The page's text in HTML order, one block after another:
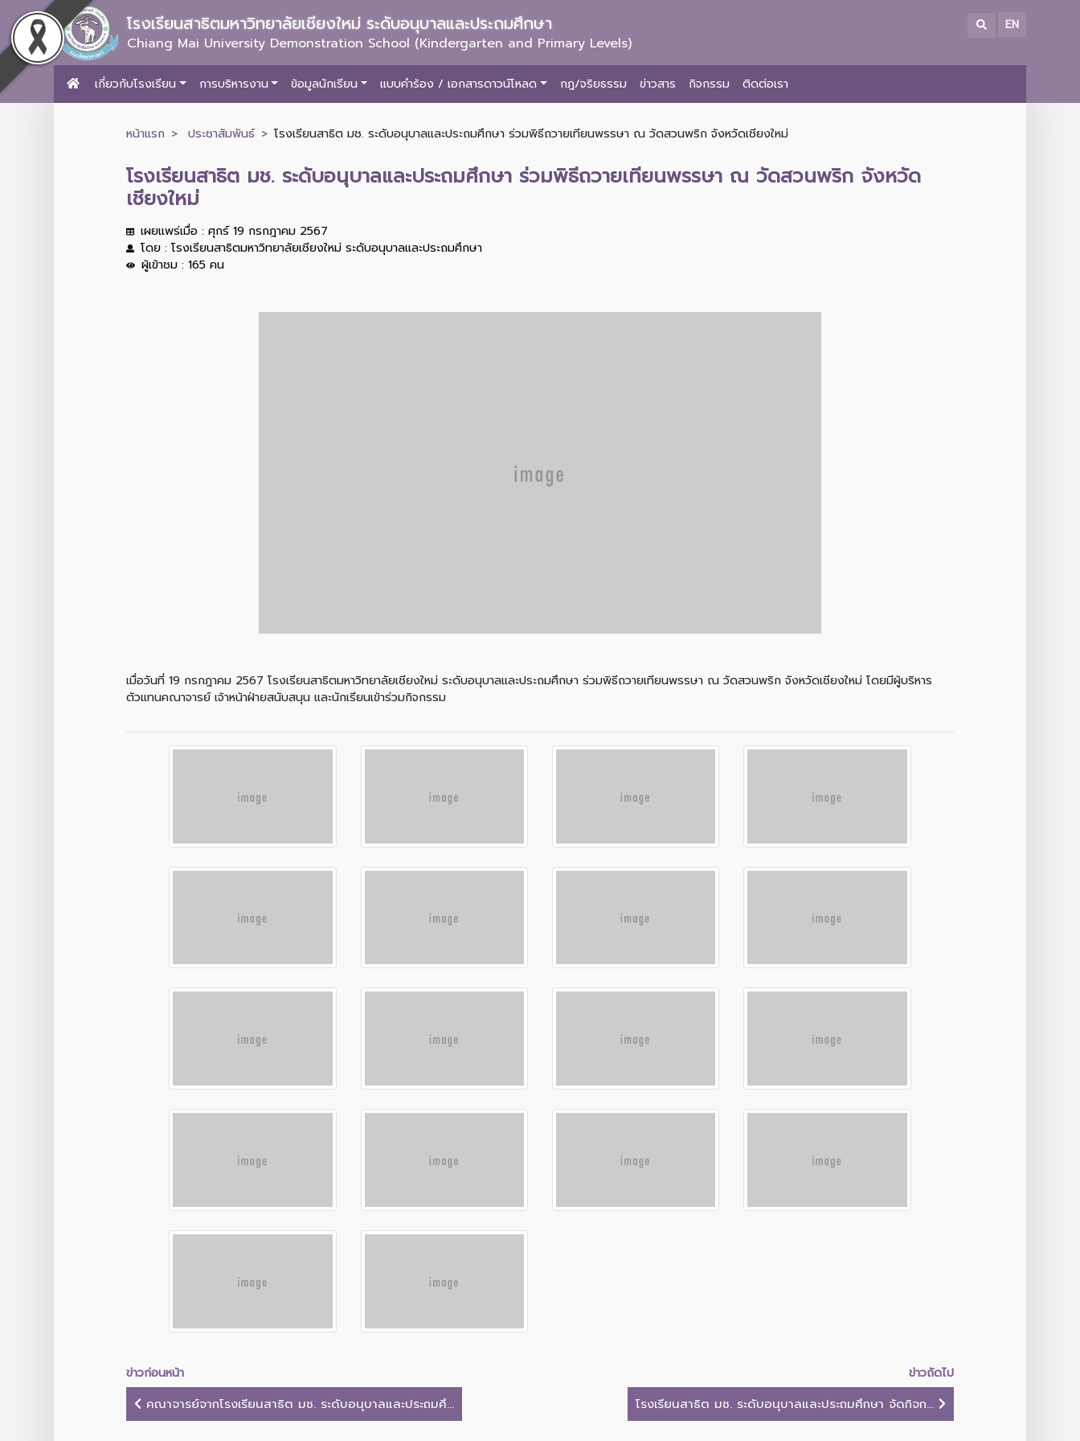
โรงเรียนสาธิตมหาวิทยาลัยเชียงใหม่ ระดับอนุบาลและประถมศึกษา
Chiang Mai University Demonstration School (Kindergarten and Primary Levels)
EN
เกี่ยวกับโรงเรียน การบริหารงาน ข้อมูลนักเรียน แบบคำร้อง / เอกสารดาวน์โหลด กฎ/จริยธรรม ข่าวสาร กิจกรรม ติดต่อเรา
หน้าแรก ประชาสัมพันธ์ โรงเรียนสาธิต มช. ระดับอนุบาลและประถมศึกษา ร่วมพิธีถวายเทียนพรรษา ณ วัดสวนพริก จังหวัดเชียงใหม่
โรงเรียนสาธิต มช. ระดับอนุบาลและประถมศึกษา ร่วมพิธีถวายเทียนพรรษา ณ วัดสวนพริก จังหวัด
เชียงใหม่
เผยแพร่เมื่อ : ศุกร์ 19 กรกฎาคม 2567
โดย : โรงเรียนสาธิตมหาวิทยาลัยเชียงใหม่ ระดับอนุบาลและประถมศึกษา
ผู้เข้าชม : 165 คน
เมื่อวันที่ 19 กรกฎาคม 2567 โรงเรียนสาธิตมหาวิทยาลัยเชียงใหม่ ระดับอนุบาลและประถมศึกษา ร่วมพิธีถวายเทียนพรรษา ณ วัดสวนพริก จังหวัดเชียงใหม่ โดยมีผู้บริหาร
ตัวแทนคณาจารย์ เจ้าหน้าฝ่ายสนับสนุน และนักเรียนเข้าร่วมกิจกรรม
ข่าวก่อนหน้า
ข่าวถัดไป
คณาจารย์จากโรงเรียนสาธิต มช. ระดับอนุบาลและประถมศึ...
โรงเรียนสาธิต มช. ระดับอนุบาลและประถมศึกษา จัดกิจก...